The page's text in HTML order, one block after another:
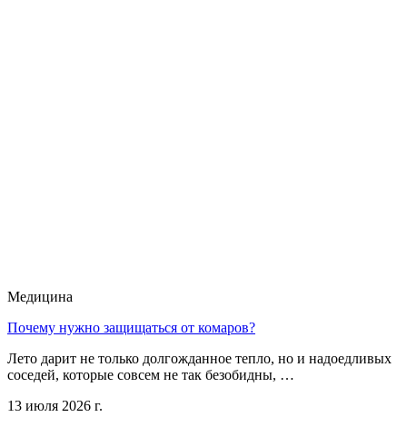
Медицина
Почему нужно защищаться от комаров?
Лето дарит не только долгожданное тепло, но и надоедливых
соседей, которые совсем не так безобидны, …
13 июля 2026 г.